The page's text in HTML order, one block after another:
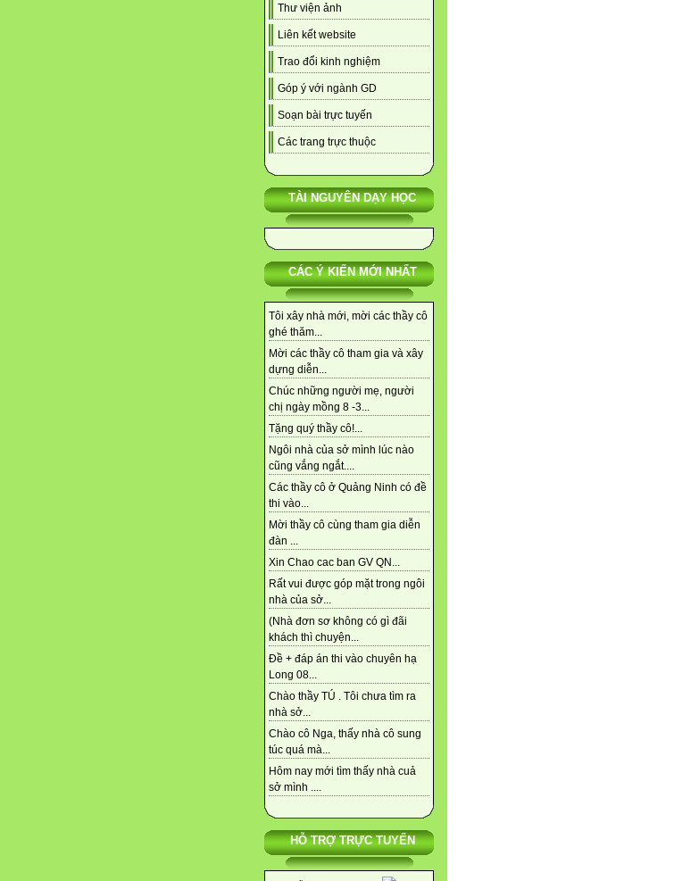
Thư viện ảnh
Liên kết website
Trao đổi kinh nghiệm
Góp ý với ngành GD
Soạn bài trực tuyến
Các trang trực thuộc
TÀI NGUYÊN DẠY HỌC
CÁC Ý KIẾN MỚI NHẤT
Tôi xây nhà mới, mời các thầy cô
ghé thăm...
Mời các thầy cô tham gia và xây
dựng diễn...
Chúc những người mẹ, người
chị ngày mồng 8 -3...
Tặng quý thầy cô!...
Ngôi nhà của sở mình lúc nào
cũng vắng ngắt....
Các thầy cô ở Quảng Ninh có đề
thi vào...
Mời thầy cô cùng tham gia diễn
đàn ...
Xin Chao cac ban GV QN...
Rất vui được góp mặt trong ngôi
nhà của sở...
(Nhà đơn sơ không có gì đãi
khách thì chuyện...
Đề + đáp án thi vào chuyên hạ
Long 08...
Chào thầy TÚ . Tôi chưa tìm ra
nhà sở...
Chào cô Nga, thấy nhà cô sung
túc quá mà...
Hôm nay mới tìm thấy nhà cuả
sở mình ....
HỖ TRỢ TRỰC TUYẾN